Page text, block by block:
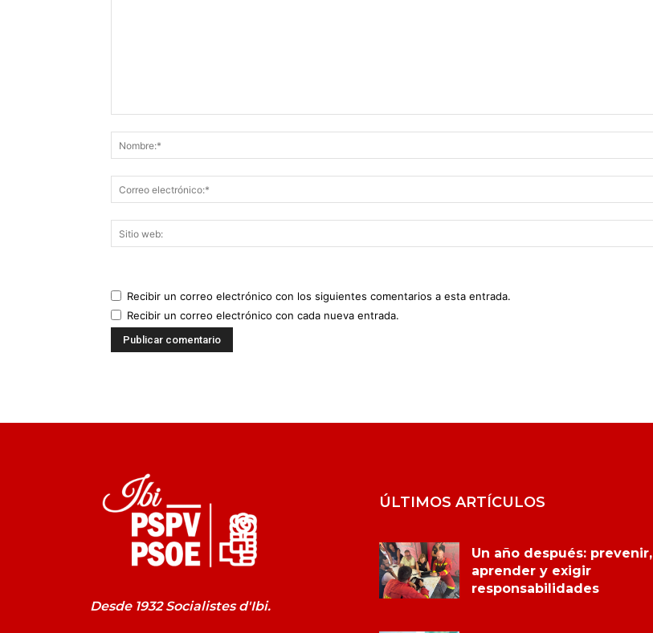
Recibir un correo electrónico con los siguientes comentarios a esta entrada.
Recibir un correo electrónico con cada nueva entrada.
Desde 1932 Socialistes d'Ibi.
ÚLTIMOS ARTÍCULOS
Un año después: prevenir,
aprender y exigir
responsabilidades